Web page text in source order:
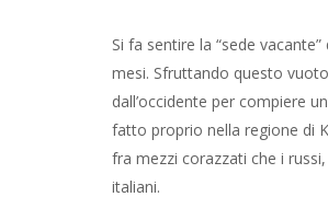
Si fa sentire la “sede
mesi. Sfruttando questo
dall’occidente per compiere
fatto proprio nella regione di
fra mezzi corazzati che i
italiani.